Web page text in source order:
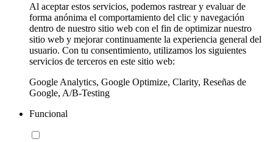
Al aceptar estos servicios, podemos rastrear y evaluar de
forma anónima el comportamiento del clic y navegación
dentro de nuestro sitio web con el fin de optimizar nuestro
sitio web y mejorar continuamente la experiencia general del
usuario. Con tu consentimiento, utilizamos los siguientes
servicios de terceros en este sitio web:
Google Analytics, Google Optimize, Clarity, Reseñas de
Google, A/B-Testing
Funcional